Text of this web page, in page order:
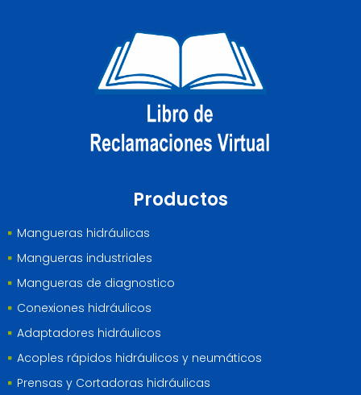
Productos
Mangueras hidráulicas
Mangueras industriales
Mangueras de diagnostico
Conexiones hidráulicos
Adaptadores hidráulicos
Acoples rápidos hidráulicos y neumáticos
Prensas y Cortadoras hidráulicas